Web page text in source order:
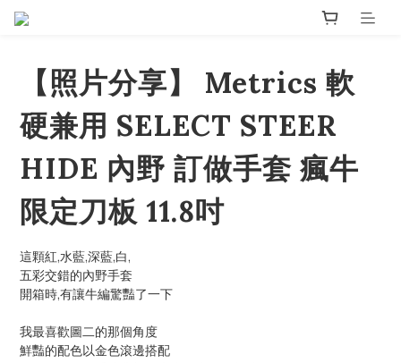
【照片分享】 Metrics 軟
硬兼用 SELECT STEER
HIDE 內野 訂做手套 瘋牛
限定刀板 11.8吋
這顆紅,水藍,深藍,白,
五彩交錯的內野手套
開箱時,有讓牛編驚豔了一下
我最喜歡圖二的那個角度
鮮豔的配色以金色滾邊搭配